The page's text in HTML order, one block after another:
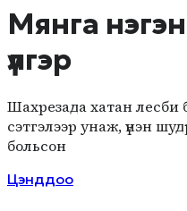
Мянга
үлгэр
Шахрезада хатан лесби
сэтгэлээр унаж, үнэн
больсон
Цэнддоо